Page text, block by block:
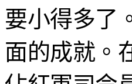
要小得多了
面的成就。